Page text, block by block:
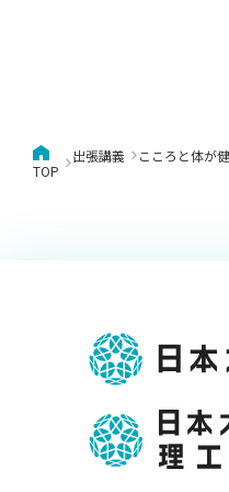
TOP
出張講義 こころと体が